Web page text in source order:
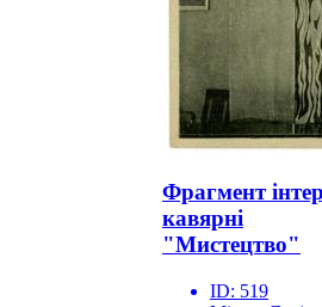
Фрагмент
кавярні
"Мистецтво"
ID: 519